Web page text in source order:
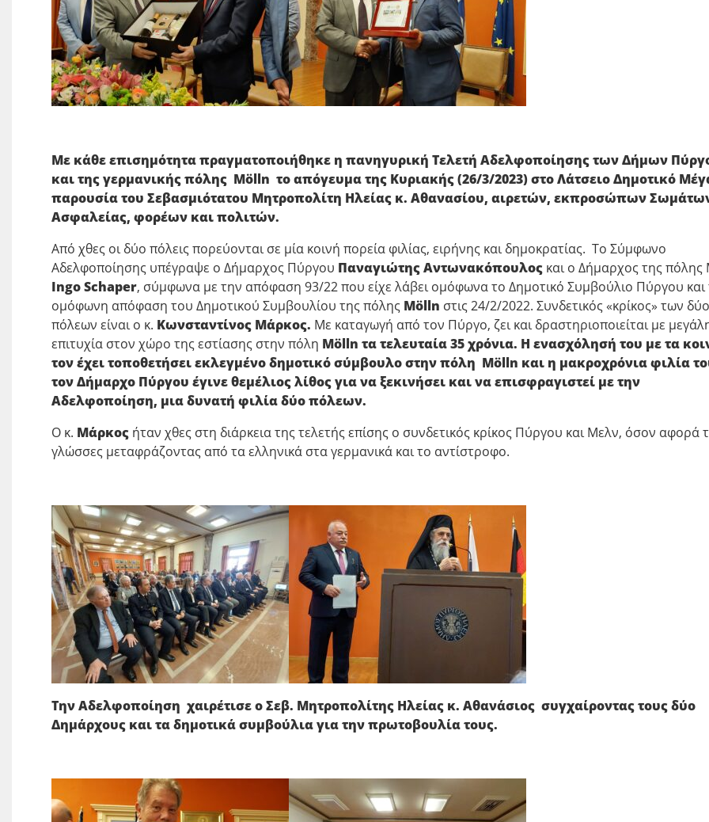
Με κάθε επισημότητα πραγματοποιήθηκε η πανηγυρική Τελετή Αδελφοποίησης των Δήμων
και της γερμανικής πόλης Mölln το απόγευμα της Κυριακής (26/3/2023) στο Λάτσειο Δημοτικό
παρουσία του Σεβασμιότατου Μητροπολίτη Ηλείας κ. Αθανασίου, αιρετών, εκπροσώπων
Ασφαλείας, φορέων και πολιτών.
Από χθες οι δύο πόλεις πορεύονται σε μία κοινή πορεία φιλίας, ειρήνης και δημοκρατίας. Το Σύμφωνο
Αδελφοποίησης υπέγραψε ο Δήμαρχος Πύργου Παναγιώτης Αντωνακόπουλος και ο Δήμαρχος της πόλης
IngoSchaper, σύμφωνα με την απόφαση 93/22 που είχε λάβει ομόφωνα το Δημοτικό Συμβούλιο Πύργου και
ομόφωνη απόφαση του Δημοτικού Συμβουλίου της πόλης Mölln στις 24/2/2022. Συνδετικός «κρίκος» των δύο
πόλεων είναι ο κ. Κωνσταντίνος Μάρκος. Με καταγωγή από τον Πύργο, ζει και δραστηριοποιείται με
επιτυχία στον χώρο της εστίασης στην πόλη Mölln τα τελευταία 35 χρόνια. Η ενασχόλησή του με τα
τον έχει τοποθετήσει εκλεγμένο δημοτικό σύμβουλο στην πόλη Mölln και η μακροχρόνια φιλία
τον Δήμαρχο Πύργου έγινε θεμέλιος λίθος για να ξεκινήσει και να επισφραγιστεί με την
Αδελφοποίηση, μια δυνατή φιλία δύο πόλεων.
Ο κ. Μάρκος ήταν χθες στη διάρκεια της τελετής επίσης ο συνδετικός κρίκος Πύργου και Μελν, όσον αφορά
γλώσσες μεταφράζοντας από τα ελληνικά στα γερμανικά και το αντίστροφο.
Την Αδελφοποίηση χαιρέτισε ο Σεβ. Μητροπολίτης Ηλείας κ. Αθανάσιος συγχαίροντας τους δύο
Δημάρχους και τα δημοτικά συμβούλια για την πρωτοβουλία τους.